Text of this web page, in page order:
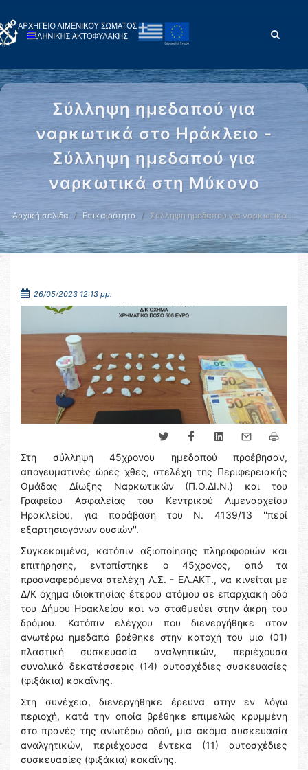
Σύλληψη ημεδαπού για
ναρκωτικά στο Ηράκλειο -
Σύλληψη ημεδαπού για
ναρκωτικά στη Μύκονο
Αρχική σελίδα Επικαιρότητα Σύλληψη ημεδαπού για ναρκωτικά …
26/05/2023 12:13 μμ.
Στη σύλληψη 45χρονου ημεδαπού προέβησαν,
απογευματινές ώρες χθες, στελέχη της Περιφερειακής
Ομάδας Δίωξης Ναρκωτικών (Π.Ο.ΔΙ.Ν.) και του
Γραφείου Ασφαλείας του Κεντρικού Λιμεναρχείου
Ηρακλείου, για παράβαση του Ν. 4139/13 ''περί
εξαρτησιογόνων ουσιών''.
Συγκεκριμένα, κατόπιν αξιοποίησης πληροφοριών και
επιτήρησης, εντοπίστηκε ο 45χρονος, από τα
προαναφερόμενα στελέχη Λ.Σ. - ΕΛ.ΑΚΤ., να κινείται με
Δ/Κ όχημα ιδιοκτησίας έτερου ατόμου σε επαρχιακή οδό
του Δήμου Ηρακλείου και να σταθμεύει στην άκρη του
δρόμου. Κατόπιν ελέγχου που διενεργήθηκε στον
ανωτέρω ημεδαπό βρέθηκε στην κατοχή του μια (01)
πλαστική συσκευασία αναλγητικών, περιέχουσα
συνολικά δεκατέσσερις (14) αυτοσχέδιες συσκευασίες
(φιξάκια) κοκαΐνης.
Στη συνέχεια, διενεργήθηκε έρευνα στην εν λόγω
περιοχή, κατά την οποία βρέθηκε επιμελώς κρυμμένη
στο πρανές της ανωτέρω οδού, μια ακόμα συσκευασία
αναλγητικών, περιέχουσα έντεκα (11) αυτοσχέδιες
συσκευασίες (φιξάκια) κοκαΐνης.